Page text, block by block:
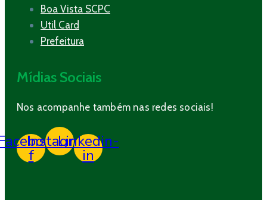
Boa Vista SCPC
Util Card
Prefeitura
Mídias Sociais
Nos acompanhe também nas redes sociais!
f
Instagram
Linkedin-
in